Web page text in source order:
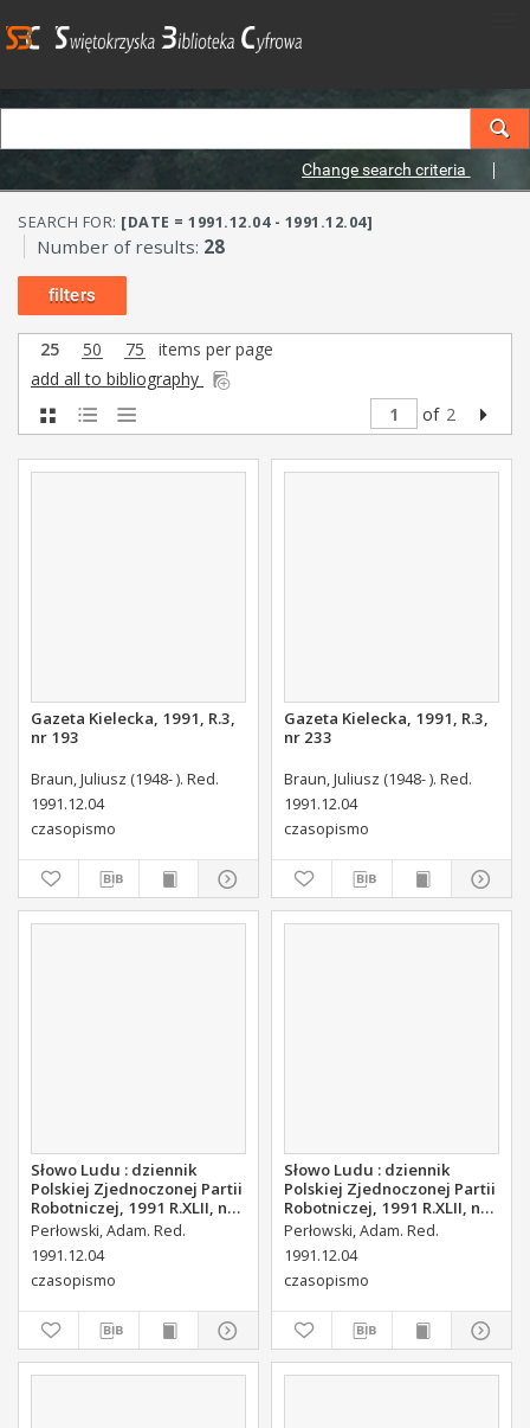
Change search criteria
SEARCH FOR: [DATE = 1991.12.04 - 1991.12.04]
Number of results: 28
filters
25 50 75
items per page
add all to bibliography
of 2
Gazeta Kielecka, 1991, R.3,
nr 193
Braun, Juliusz (1948- ). Red.
1991.12.04
czasopismo
Gazeta Kielecka, 1991, R.3,
nr 233
Braun, Juliusz (1948- ). Red.
1991.12.04
czasopismo
Słowo Ludu : dziennik
Polskiej Zjednoczonej Partii
Robotniczej, 1991 R.XLII, nr
280 (radomskie pismo
codzienne)
Perłowski, Adam. Red.
1991.12.04
czasopismo
Słowo Ludu : dziennik
Polskiej Zjednoczonej Partii
Robotniczej, 1991 R.XLII, nr
280
Perłowski, Adam. Red.
1991.12.04
czasopismo